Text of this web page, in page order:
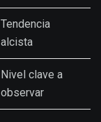
Tendencia
alcista
Nivel clave a
observar